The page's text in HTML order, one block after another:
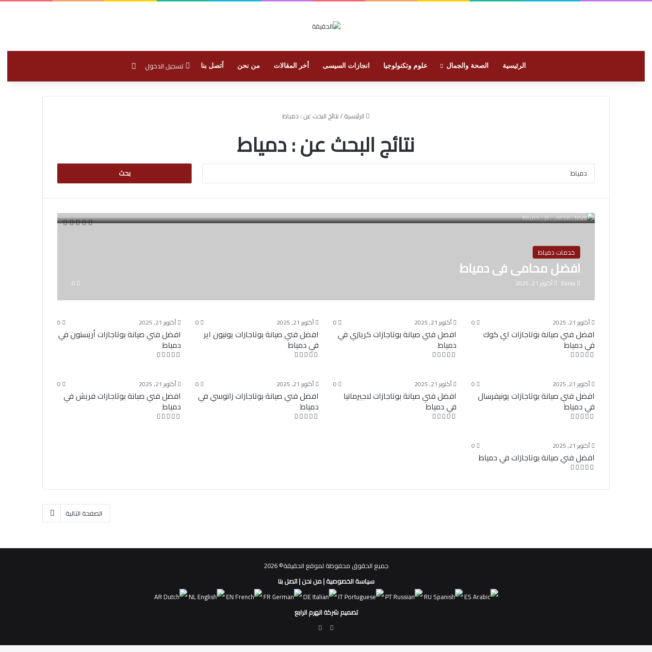
الرئيسية الصحة والجمال علوم وتكنولوجيا انجازات السيسى أخر المقالات من نحن أتصل بنا تسجيل الدخول
الرئيسية/نتائج البحث عن : دمياط
نتائج البحث عن :دمياط
البحث
خدمات دمياط
افضل محامى فى دمياط
Esraa أكتوبر 21, 2025 0
أكتوبر 21, 2025 0
افضل فني صيانة بوتاجازات اي كوك
في دمياط
أكتوبر 21, 2025 0
افضل فني صيانة بوتاجازات كريازي في
دمياط
أكتوبر 21, 2025 0
افضل فني صيانة بوتاجازات يونيون اير
في دمياط
أكتوبر 21, 2025 0
افضل فني صيانة بوتاجازات أريستون في
دمياط
أكتوبر 21, 2025 0
افضل فني صيانة بوتاجازات يونيفرسال
في دمياط
أكتوبر 21, 2025 0
افضل فني صيانة بوتاجازات لاجيرمانيا
في دمياط
أكتوبر 21, 2025 0
افضل فني صيانة بوتاجازات زانوسي في
دمياط
أكتوبر 21, 2025 0
افضل فني صيانة بوتاجازات فريش في
دمياط
أكتوبر 21, 2025 0
افضل فني صيانة بوتاجازات في دمياط
الصفحة التالية
جميع الحقوق محفوظة لموقع الحقيقة© 2026
سياسة الخصوصية|من نحن|اتصل بنا
AR
NL EN FR DE IT PT RU
ES
تصميم شركة الهرم الرابع
فيسبوك